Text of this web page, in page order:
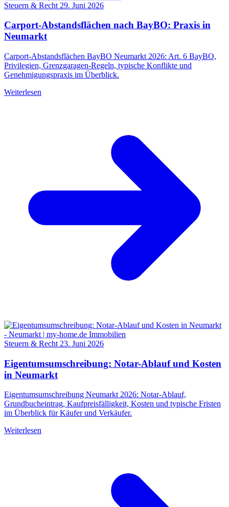
Steuern & Recht 29. Juni 2026
Carport-Abstandsflächen nach BayBO: Praxis in
Neumarkt
Carport-Abstandsflächen BayBO Neumarkt 2026: Art. 6 BayBO,
Privilegien, Grenzgaragen-Regeln, typische Konflikte und
Genehmigungspraxis im Überblick.
Weiterlesen
Steuern & Recht 23. Juni 2026
Eigentumsumschreibung: Notar-Ablauf und Kosten
in Neumarkt
Eigentumsumschreibung Neumarkt 2026: Notar-Ablauf,
Grundbucheintrag, Kaufpreisfälligkeit, Kosten und typische Fristen
im Überblick für Käufer und Verkäufer.
Weiterlesen